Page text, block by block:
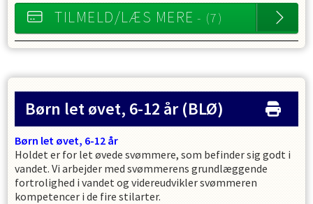
TILMELD/LÆS MERE - (7)
Børn let øvet, 6-12 år (BLØ)
Børn let øvet, 6-12 år
Holdet er for let øvede svømmere, som befinder sig godt i
vandet. Vi arbejder med svømmerens grundlæggende
fortrolighed i vandet og videreudvikler svømmeren
kompetencer i de fire stilarter.